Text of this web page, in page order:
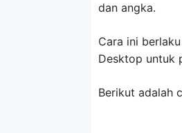
dan angka.
Cara ini
Desktop untuk
Berikut adalah